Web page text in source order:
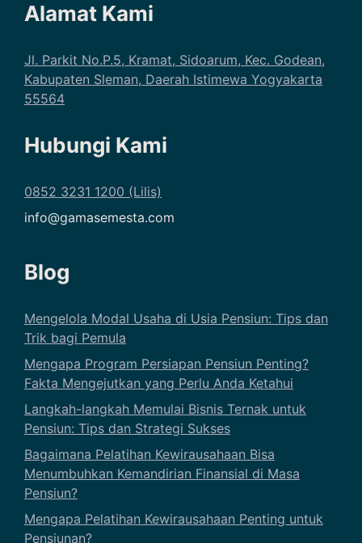
Alamat Kami
Jl. Parkit No.P.5, Kramat, Sidoarum, Kec. Godean,
Kabupaten Sleman, Daerah Istimewa Yogyakarta
55564
Hubungi Kami
0852 3231 1200 (Lilis)
info@gamasemesta.com
Blog
Mengelola Modal Usaha di Usia Pensiun: Tips dan
Trik bagi Pemula
Mengapa Program Persiapan Pensiun Penting?
Fakta Mengejutkan yang Perlu Anda Ketahui
Langkah-langkah Memulai Bisnis Ternak untuk
Pensiun: Tips dan Strategi Sukses
Bagaimana Pelatihan Kewirausahaan Bisa
Menumbuhkan Kemandirian Finansial di Masa
Pensiun?
Mengapa Pelatihan Kewirausahaan Penting untuk
Pensiunan?